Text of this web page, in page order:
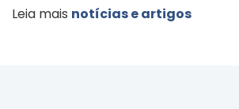
Leia mais notícias e artigos